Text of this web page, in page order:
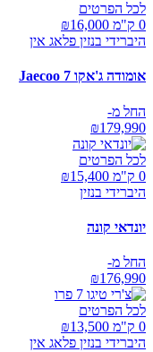
לכל הפרטים
0 ק"מ ₪
16,000
היברידי בנזין פלאג אין
אומודה ג'אקו Jaecoo 7
החל מ-
₪179,990
לכל הפרטים
0 ק"מ ₪
15,400
היברידי בנזין
יונדאי קונה
החל מ-
₪176,990
לכל הפרטים
0 ק"מ ₪
13,500
היברידי בנזין פלאג אין